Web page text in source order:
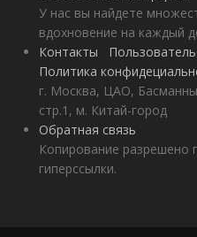
У нас вы найдете
вдохновение на каждый
Контакты
Политика
г. Москва, ЦАО,
стр.1, м. Китай-город
Обратная связь
Копирование разрешено
гиперссылки.